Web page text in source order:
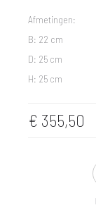
Afmetingen:
B: 22 cm
D: 25 cm
H: 25 cm
€ 355,50